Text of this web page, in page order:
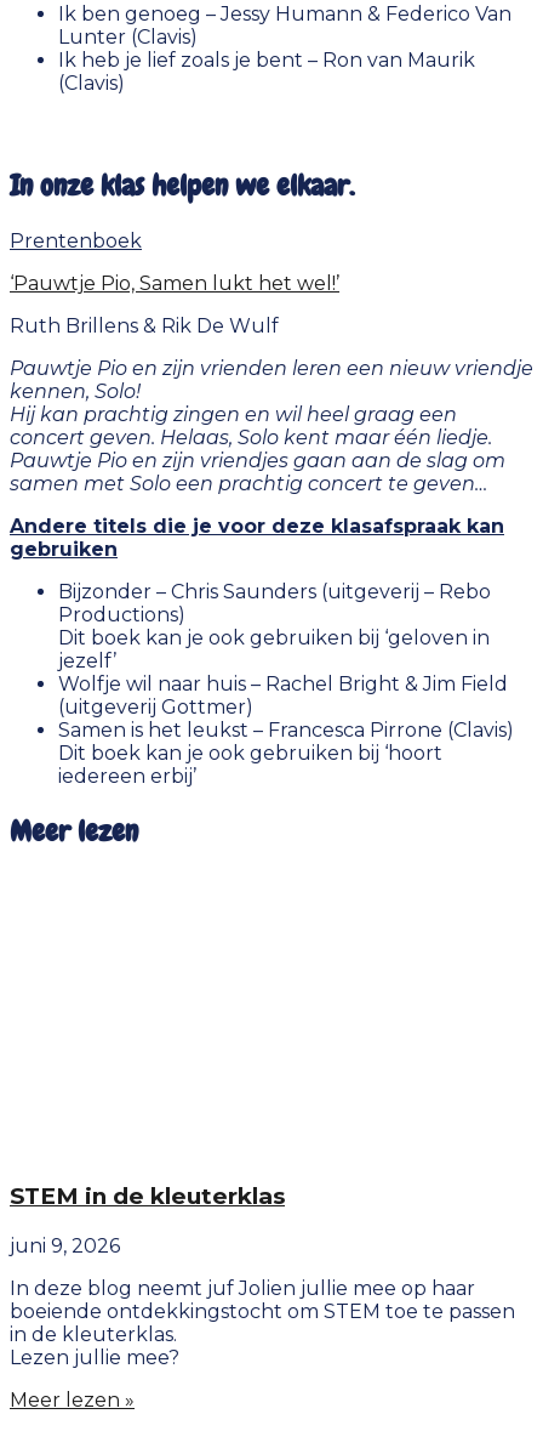
Ik ben genoeg – Jessy Humann & Federico Van
Lunter (Clavis)
Ik heb je lief zoals je bent – Ron van Maurik
(Clavis)
In onze klas helpen we elkaar.
Prentenboek
‘Pauwtje Pio, Samen lukt het wel!’
Ruth Brillens & Rik De Wulf
Pauwtje Pio en zijn vrienden leren een nieuw vriendje
kennen, Solo!
Hij kan prachtig zingen en wil heel graag een
concert geven. Helaas, Solo kent maar één liedje.
Pauwtje Pio en zijn vriendjes gaan aan de slag om
samen met Solo een prachtig concert te geven…
Andere titels die je voor deze klasafspraak kan
gebruiken
Bijzonder – Chris Saunders (uitgeverij – Rebo
Productions)
Dit boek kan je ook gebruiken bij ‘geloven in
jezelf’
Wolfje wil naar huis – Rachel Bright & Jim Field
(uitgeverij Gottmer)
Samen is het leukst – Francesca Pirrone (Clavis)
Dit boek kan je ook gebruiken bij ‘hoort
iedereen erbij’
Meer lezen
STEM in de kleuterklas
juni 9, 2026
In deze blog neemt juf Jolien jullie mee op haar
boeiende ontdekkingstocht om STEM toe te passen
in de kleuterklas.
Lezen jullie mee?
Meer lezen »